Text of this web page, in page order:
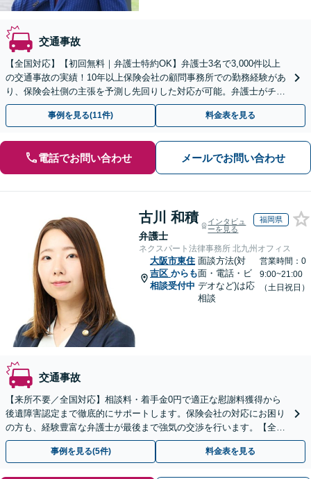
交通事故
【全国対応】【初回無料｜弁護士特約OK】弁護士3名で3,000件以上
の交通事故の実績！10年以上保険会社の顧問事務所での勤務経験があ
り、保険会社側の主張を予測し先回りした対応が可能。弁護士がチー
ムとなり示談交渉、休業損害、後遺障害等に対応。
事例を見る(11件) 料金表を見る
電話でお問い合わせ メールでお問い合わせ
古川 和積
弁護士
インタビュ
ーを見る
福岡県
ネクスパート法律事務所 北九州オフィス
大阪市東住
吉区 からも
相談受付中
面談方法(対
面・電話・ビ
デオなど)は応
相談
営業時間：0
9:00~21:00
（土日祝日）
交通事故
【来所不要／全国対応】相談料・着手金0円で適正な慰謝料獲得から
後遺障害認定まで徹底的にサポートします。保険会社の対応にお困り
の方も、経験豊富な弁護士が最後まで強気の交渉を行います。【全国
13拠点】お気軽にご相談ください。
事例を見る(5件) 料金表を見る